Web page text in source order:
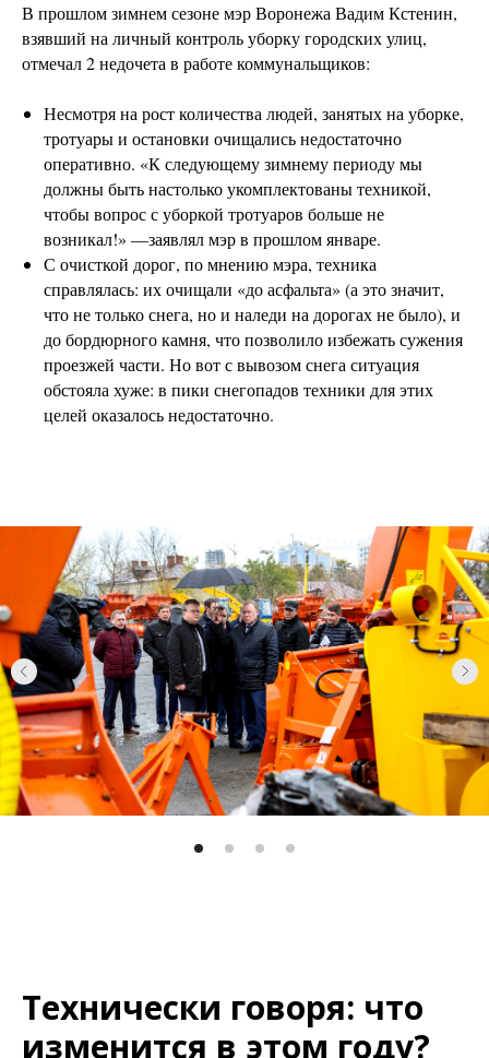
В прошлом зимнем сезоне мэр Воронежа Вадим Кстенин,
взявший на личный контроль уборку городских улиц,
отмечал 2 недочета в работе коммунальщиков:
Несмотря на рост количества людей, занятых на уборке,
тротуары и остановки очищались недостаточно
оперативно. «К следующему зимнему периоду мы
должны быть настолько укомплектованы техникой,
чтобы вопрос с уборкой тротуаров больше не
возникал!» —заявлял мэр в прошлом январе.
С очисткой дорог, по мнению мэра, техника
справлялась: их очищали «до асфальта» (а это значит,
что не только снега, но и наледи на дорогах не было), и
до бордюрного камня, что позволило избежать сужения
проезжей части. Но вот с вывозом снега ситуация
обстояла хуже: в пики снегопадов техники для этих
целей оказалось недостаточно.
Технически говоря: что
изменится в этом году?